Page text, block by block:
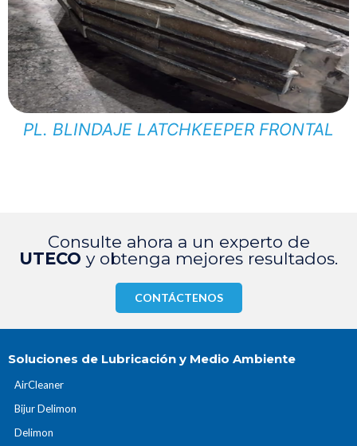
PL. BLINDAJE LATCHKEEPER FRONTAL
Consulte ahora a un experto de
UTECO y obtenga mejores resultados.
CONTÁCTENOS
Soluciones de Lubricación y Medio Ambiente
AirCleaner
Bijur Delimon
Delimon